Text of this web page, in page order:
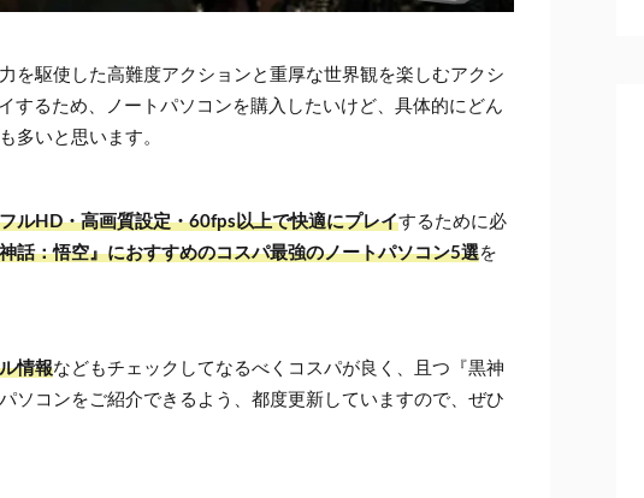
を駆使した高難度アクションと重厚な世界観を楽しむアクシ
するため、ノートパソコンを購入したいけど、具体的にどん
多いと思います。
ルHD・高画質設定・60fps以上で快適にプレイするために必
話：悟空』におすすめのコスパ最強のノートパソコン5選を
情報などもチェックしてなるべくコスパが良く、且つ『黒神
ソコンをご紹介できるよう、都度更新していますので、ぜひ